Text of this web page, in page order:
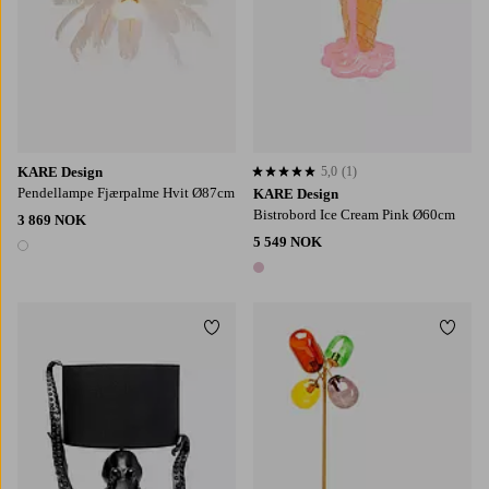
KARE Design
Pendellampe Fjærpalme Hvit Ø87cm
3 869 NOK
1 farge
KARE Design
Bistrobord Ice Cream Pink Ø60cm
5 549 NOK
1 farge
5,0 basert på 1 karaktergivninger
5,0 (1)
Legg til favoritter